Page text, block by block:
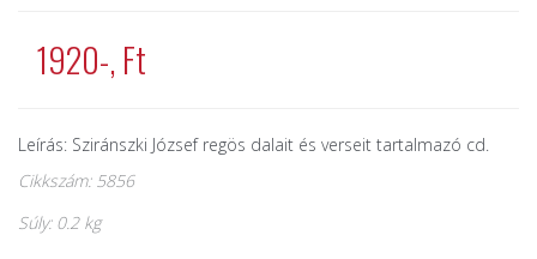
1920-, Ft
Leírás: Sziránszki József regös dalait és verseit tartalmazó cd.
Cikkszám: 5856
Súly: 0.2 kg